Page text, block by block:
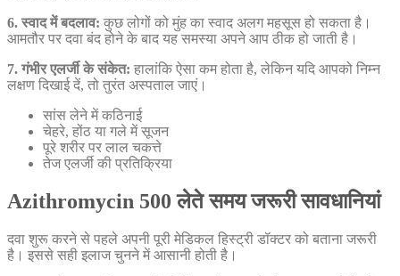
6. स्वाद में बदलाव: कुछ लोगों को मुंह का स्वाद अलग महसूस हो सकता है।
आमतौर पर दवा बंद होने के बाद यह समस्या अपने आप ठीक हो जाती है।
7. गंभीर एलर्जी के संकेत: हालांकि ऐसा कम होता है, लेकिन यदि आपको निम्न
लक्षण दिखाई दें, तो तुरंत अस्पताल जाएं।
सांस लेने में कठिनाई
चेहरे, होंठ या गले में सूजन
पूरे शरीर पर लाल चकत्ते
तेज एलर्जी की प्रतिक्रिया
Azithromycin 500 लेते समय जरूरी सावधानियां
दवा शुरू करने से पहले अपनी पूरी मेडिकल हिस्ट्री डॉक्टर को बताना जरूरी
है। इससे सही इलाज चुनने में आसानी होती है।